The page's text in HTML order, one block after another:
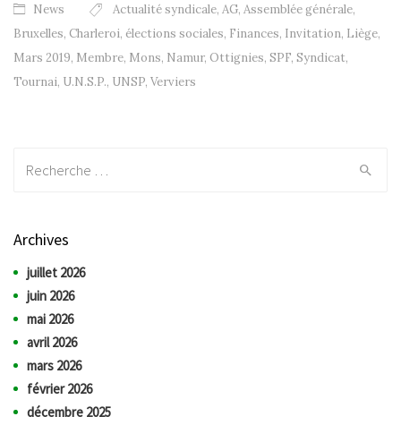
News Actualité syndicale, AG, Assemblée générale,
Bruxelles, Charleroi, élections sociales, Finances, Invitation, Liège,
Mars 2019, Membre, Mons, Namur, Ottignies, SPF, Syndicat,
Tournai, U.N.S.P., UNSP, Verviers
Archives
juillet 2026
juin 2026
mai 2026
avril 2026
mars 2026
février 2026
décembre 2025